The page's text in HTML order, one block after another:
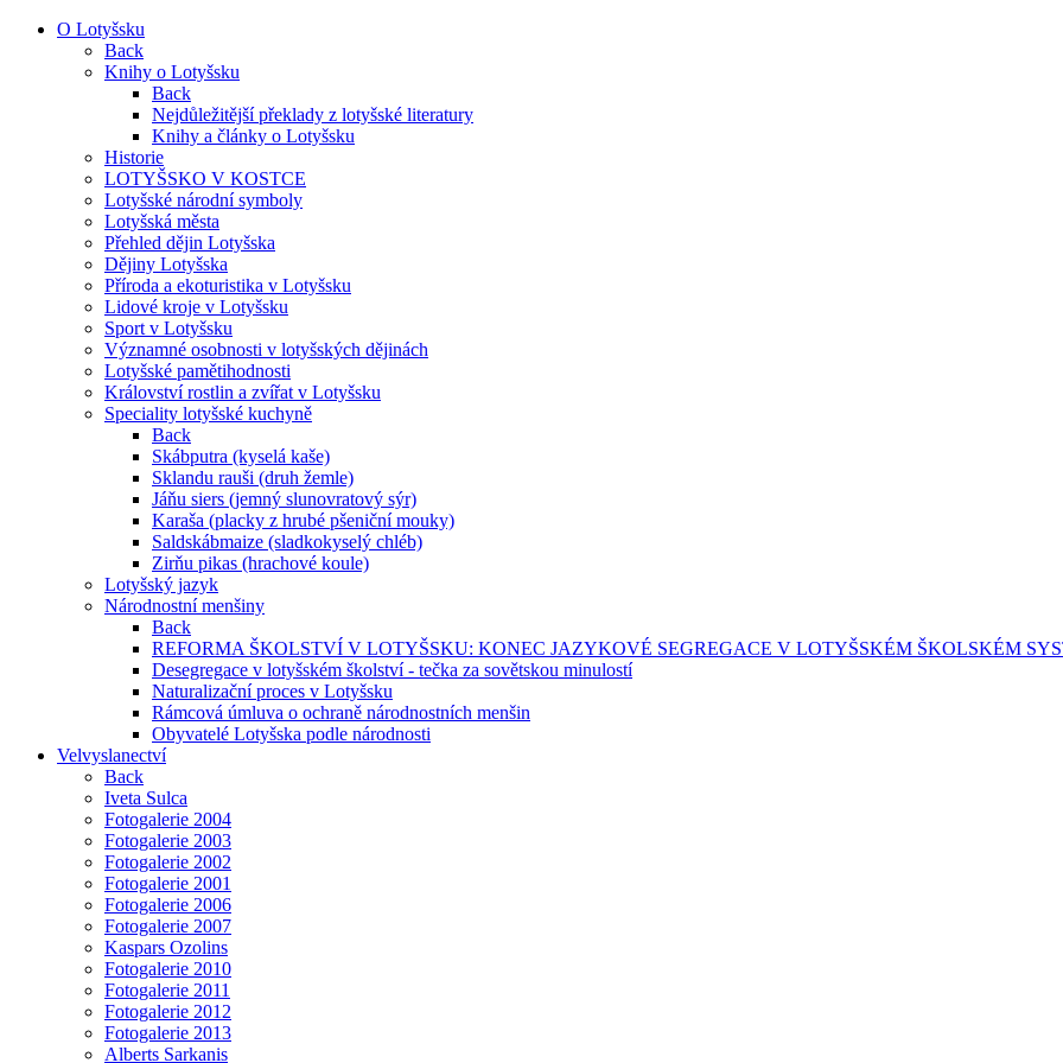
O Lotyšsku
Back
Knihy o Lotyšsku
Back
Nejdůležitější překlady z lotyšské literatury
Knihy a články o Lotyšsku
Historie
LOTYŠSKO V KOSTCE
Lotyšské národní symboly
Lotyšská města
Přehled dějin Lotyšska
Dějiny Lotyšska
Příroda a ekoturistika v Lotyšsku
Lidové kroje v Lotyšsku
Sport v Lotyšsku
Významné osobnosti v lotyšských dějinách
Lotyšské pamětihodnosti
Království rostlin a zvířat v Lotyšsku
Speciality lotyšské kuchyně
Back
Skábputra (kyselá kaše)
Sklandu rauši (druh žemle)
Jáňu siers (jemný slunovratový sýr)
Karaša (placky z hrubé pšeniční mouky)
Saldskábmaize (sladkokyselý chléb)
Zirňu pikas (hrachové koule)
Lotyšský jazyk
Národnostní menšiny
Back
REFORMA ŠKOLSTVÍ V LOTYŠSKU: KONEC JAZYKOVÉ SEGREGACE V LOTYŠSKÉM ŠKOLSKÉM
Desegregace v lotyšském školství - tečka za sovětskou minulostí
Naturalizační proces v Lotyšsku
Rámcová úmluva o ochraně národnostních menšin
Obyvatelé Lotyšska podle národnosti
Velvyslanectví
Back
Iveta Sulca
Fotogalerie 2004
Fotogalerie 2003
Fotogalerie 2002
Fotogalerie 2001
Fotogalerie 2006
Fotogalerie 2007
Kaspars Ozolins
Fotogalerie 2010
Fotogalerie 2011
Fotogalerie 2012
Fotogalerie 2013
Alberts Sarkanis